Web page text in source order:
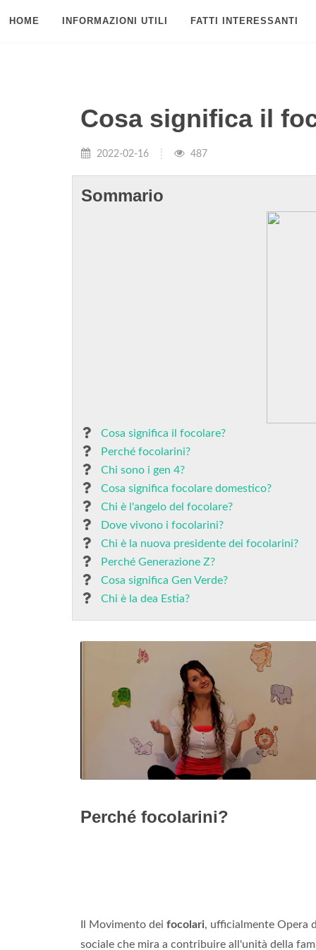
HOME INFORMAZIONI UTILI FATTI INTERESSANTI
Cosa significa il
2022-02-16 487
Sommario
Cosa significa il focolare?
Perché focolarini?
Chi sono i gen 4?
Cosa significa focolare domestico?
Chi è l'angelo del focolare?
Dove vivono i focolarini?
Chi è la nuova presidente dei focolarini?
Perché Generazione Z?
Cosa significa Gen Verde?
Chi è la dea Estia?
Perché focolarini?
Il Movimento dei focolari, ufficialmente Opera
sociale che mira a contribuire all'unità della